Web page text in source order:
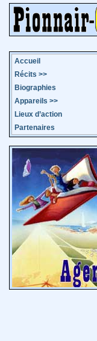
Accueil
Récits >>
Biographies
Appareils >>
Lieux d’action
Partenaires